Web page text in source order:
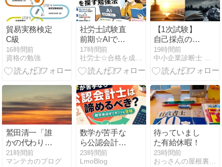
貿易実務検定
C級
16時間前
資格の勉強
社労士試験直
前期☆AIで語
呂合わせを探
し、テキスト
で知識を固め
17時間前
社労士☆合格を成し遂げるシャロ勉法
【1次試験】
自己採点の結
果・・・じゃ
ない方のあな
たへ
19時間前
中小企業診断士 一発合格道場
鷲田清一「誰
かの代わり
に」
21時間前
マンテカのブログ
数学が苦手な
ら公認会計士
は諦めるべ
き？必要な数
23時間前
LmoBlog
待っていまし
た有給休暇！
23時間前
おっさんの屋根裏部屋